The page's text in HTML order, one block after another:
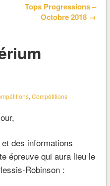
Tops Progressions –
Octobre 2018 →
, Compétitions
des informations
épreuve qui aura lieu le
Robinson :